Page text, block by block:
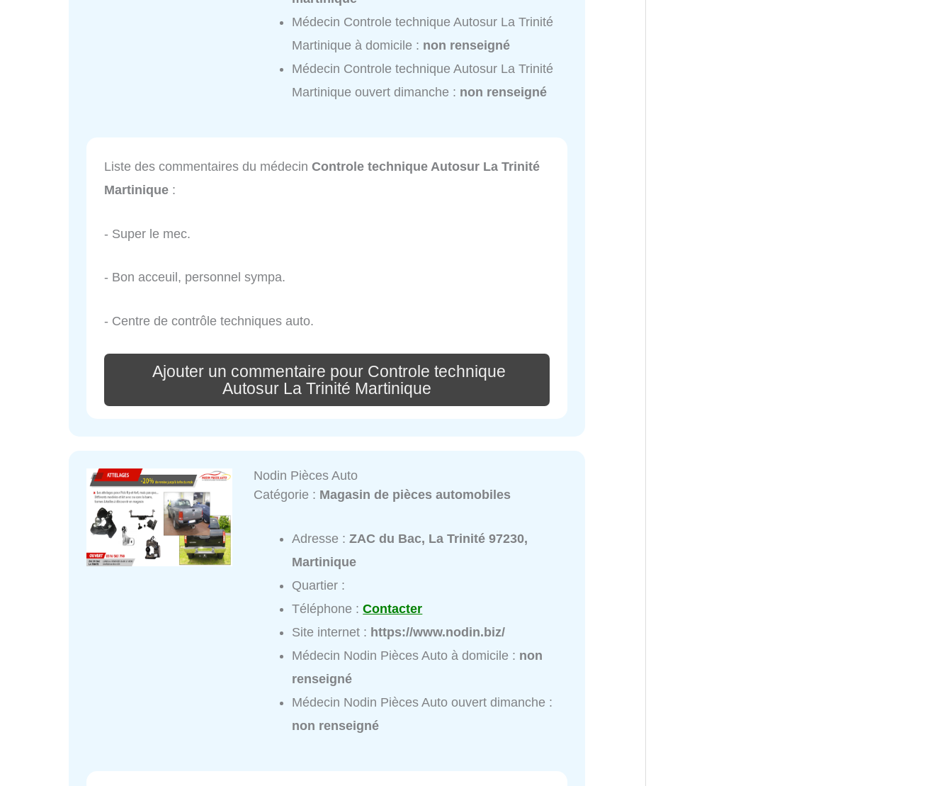
Médecin Controle technique Autosur La Trinité
Martinique à domicile : non renseigné
Médecin Controle technique Autosur La Trinité
Martinique ouvert dimanche : non renseigné
Liste des commentaires du médecin Controle technique Autosur La Trinité
Martinique :
- Super le mec.
- Bon acceuil, personnel sympa.
- Centre de contrôle techniques auto.
Ajouter un commentaire pour Controle technique
Autosur La Trinité Martinique
Nodin Pièces Auto
Catégorie : Magasin de pièces automobiles
Adresse :ZAC du Bac, La Trinité 97230,
Martinique
Quartier :
Téléphone :Contacter
Site internet : https://www.nodin.biz/
Médecin Nodin Pièces Auto à domicile : non
renseigné
Médecin Nodin Pièces Auto ouvert dimanche :
non renseigné